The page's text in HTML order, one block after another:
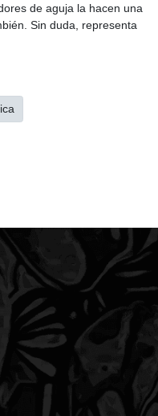
de aguja la hacen una
Sin duda, representa